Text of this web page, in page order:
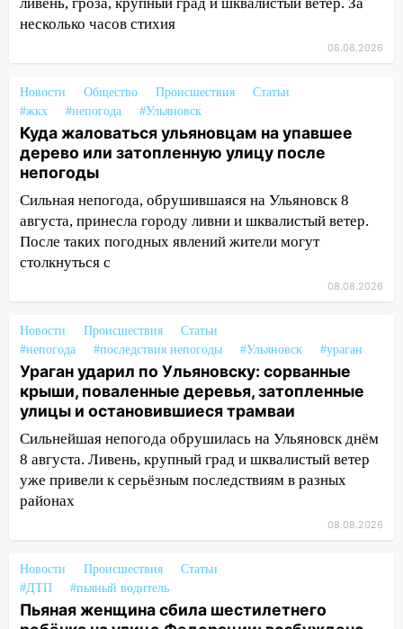
13:59 В Новом городе ураганным
13:54 В мэрии Ульяновска рассказали,
как устраняют последствия мощного
шторма
13:49 Стихия продолжает крушить
Ульяновск: дерево рухнуло на дом на
Орджоникидзе
13:47 На Нижней Террасе мощным
ветром вырвало дерево с корнем
СТО на проспекте Созидателей
13:35
Непогода продолжает бить по
транспорту: в Ульяновске трамвай
сошёл с рельсов
13:22
Упавшие деревья перекрыли
дороги в Ульяновске: фото
13:17 Непогода в Ульяновске не
закончится сегодня: сильные ливни
житель Вешкаймского района похитил у
знакомого 191 тысячу рублей
несколько часов стихия
08.08.2026
Новости Общество Происшествия
Статьи
#жкх
#непогода #Ульяновск
Куда жаловаться ульяновцам на упавшее
дерево или затопленную улицу после
непогоды
Сильная непогода, обрушившаяся на Ульяновск 8
августа, принесла городу ливни и шквалистый ветер.
После таких погодных явлений жители могут
столкнуться с
08.08.2026
Новости Происшествия
Статьи
#непогода
#последствия непогоды #Ульяновск #ураган
Ураган ударил по Ульяновску: сорванные
крыши, поваленные деревья, затопленные
улицы и остановившиеся трамваи
Сильнейшая непогода обрушилась на Ульяновск днём
8 августа. Ливень, крупный град и шквалистый ветер
уже привели к серьёзным последствиям в разных
районах
08.08.2026
Новости Происшествия
Статьи
#ДТП
#пьяный водитель
Пьяная женщина сбила шестилетнего